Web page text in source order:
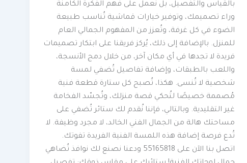
بالقياس والتفصيل، بل نعمل على فهم الفكرة الكامنة
وراء تصميمك، وتوفير خيارات قماشية تُناسب طبيعة
الضوء في كل غرفة، وتُعزز من المفهوم الجمالي العام
للمنزل. بالإضافة إلى ذلك، يُركز فريقنا على ابتكار تصميمات
فريدة لا تجدها في أي مكان آخر، من خلال دمج الأنسجة،
واللعب بالطبقات، وإضافة تفاصيل تُضفي لمسة
شخصية لا تُنسى. هكذا، تُصبح كل ستارة قطعة فنية
مُصممة خصيصًا لتُحكي قصة منزلك، وتُجسّد الفخامة
غير التقليدية. وبالتالي، فإننا نُقدم لك ستائر تُضفي على
مساحتك هالة من الجمال الفني الخالد، لا مجرد وظيفة. لا
تُدع فرصة إضافة هذه اللمسة الفنية الفريدة تفوتك.
اتصل بنا الآن على 55165818 ودعنا نصنع لك نوافذ تُضاهي